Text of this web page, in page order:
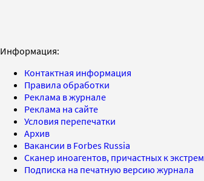
Информация:
Контактная информация
Правила обработки
Реклама в журнале
Реклама на сайте
Условия перепечатки
Архив
Вакансии в Forbes Russia
Сканер иноагентов, причастных к
Подписка на печатную версию журнала